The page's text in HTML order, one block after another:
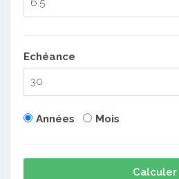
Echéance
Années Mois
Calculer